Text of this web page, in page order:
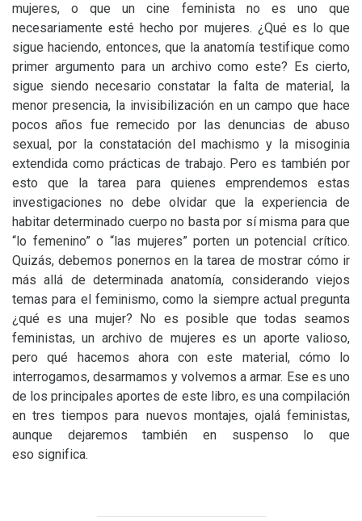
mujeres, o que un cine feminista no es uno que
necesariamente esté hecho por mujeres. ¿Qué es lo que
sigue haciendo, entonces, que la anatomía testifique como
primer argumento para un archivo como este? Es cierto,
sigue siendo necesario constatar la falta de material, la
menor presencia, la invisibilización en un campo que hace
pocos años fue remecido por las denuncias de abuso
sexual, por la constatación del machismo y la misoginia
extendida como prácticas de trabajo. Pero es también por
esto que la tarea para quienes emprendemos estas
investigaciones no debe olvidar que la experiencia de
habitar determinado cuerpo no basta por sí misma para que
“lo femenino” o “las mujeres” porten un potencial crítico.
Quizás, debemos ponernos en la tarea de mostrar cómo ir
más allá de determinada anatomía, considerando viejos
temas para el feminismo, como la siempre actual pregunta
¿qué es una mujer? No es posible que todas seamos
feministas, un archivo de mujeres es un aporte valioso,
pero qué hacemos ahora con este material, cómo lo
interrogamos, desarmamos y volvemos a armar. Ese es uno
de los principales aportes de este libro, es una compilación
en tres tiempos para nuevos montajes, ojalá feministas,
aunque dejaremos también en suspenso lo que
eso significa.